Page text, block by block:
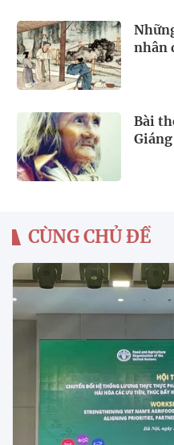
nhân
Bài
Giáng
CÙNG CHỦ ĐỀ